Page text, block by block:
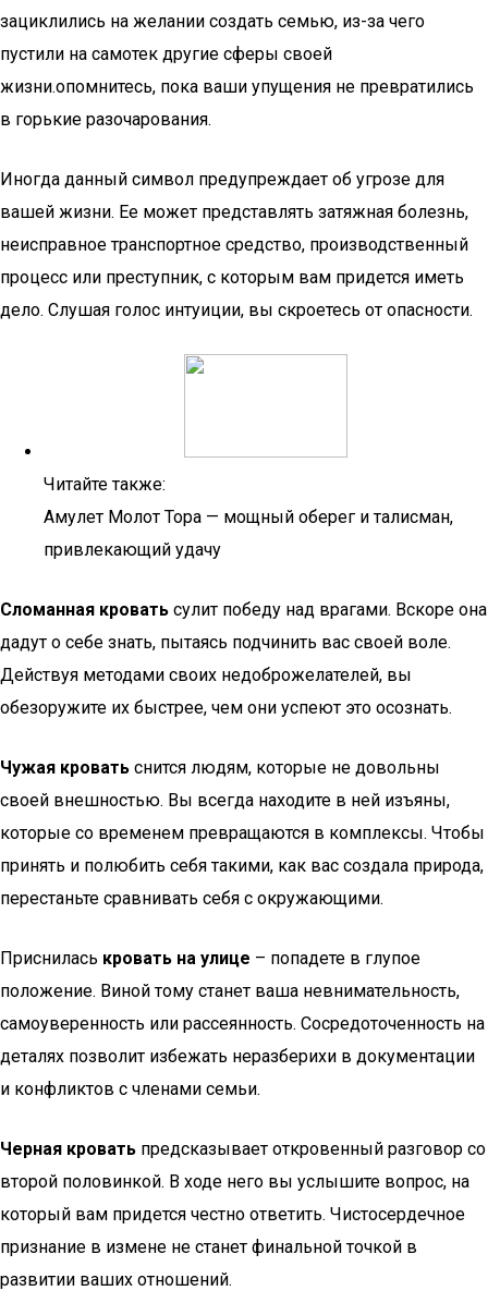
зациклились на желании создать семью, из-за чего
пустили на самотек другие сферы своей
жизни.опомнитесь, пока ваши упущения не превратились
в горькие разочарования.
Иногда данный символ предупреждает об угрозе для
вашей жизни. Ее может представлять затяжная болезнь,
неисправное транспортное средство, производственный
процесс или преступник, с которым вам придется иметь
дело. Слушая голос интуиции, вы скроетесь от опасности.
Читайте также:
Амулет Молот Тора — мощный оберег и талисман,
привлекающий удачу
Сломанная кровать сулит победу над врагами. Вскоре она
дадут о себе знать, пытаясь подчинить вас своей воле.
Действуя методами своих недоброжелателей, вы
обезоружите их быстрее, чем они успеют это осознать.
Чужая кровать снится людям, которые не довольны
своей внешностью. Вы всегда находите в ней изъяны,
которые со временем превращаются в комплексы. Чтобы
принять и полюбить себя такими, как вас создала природа,
перестаньте сравнивать себя с окружающими.
Приснилась кровать на улице – попадете в глупое
положение. Виной тому станет ваша невнимательность,
самоуверенность или рассеянность. Сосредоточенность на
деталях позволит избежать неразберихи в документации
и конфликтов с членами семьи.
Черная кровать предсказывает откровенный разговор со
второй половинкой. В ходе него вы услышите вопрос, на
который вам придется честно ответить. Чистосердечное
признание в измене не станет финальной точкой в
развитии ваших отношений.